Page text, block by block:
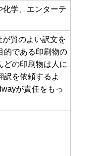
学、エンターテ
が質のよい訳文を
的である印刷物の
どの印刷物は人に
訳を依頼するよ
が責任をもっ